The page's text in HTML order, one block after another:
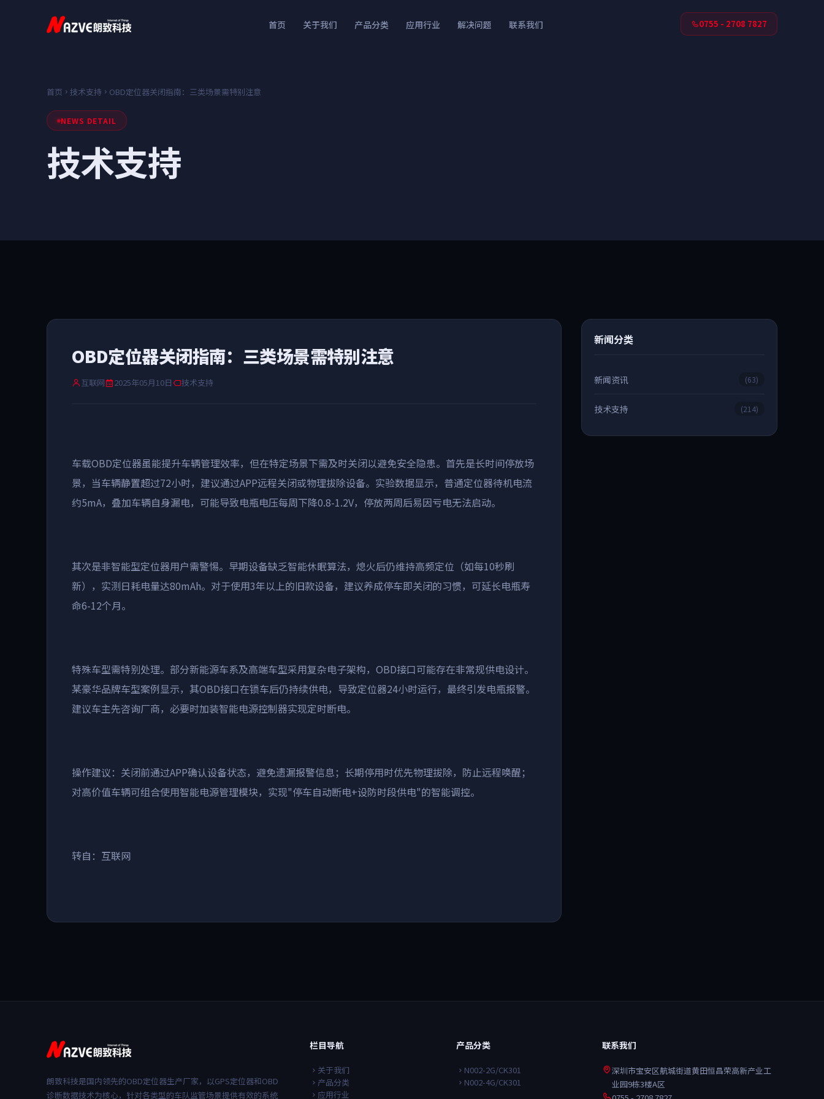
首页 关于我们 产品分类 应用行业 解决问题 联系我们 0755 - 2708 7827
首页 技术支持 OBD定位器关闭指南：三类场景需特别注意
NEWS DETAIL
技术支持
OBD定位器关闭指南：三类场景需特别注意
互联网 2025年05月10日 技术支持
车载OBD定位器虽能提升车辆管理效率，但在特定场景下需及时关闭以避免安全隐患。首先是长时间停放场
景，当车辆静置超过72小时，建议通过APP远程关闭或物理拔除设备。实验数据显示，普通定位器待机电流
约5mA，叠加车辆自身漏电，可能导致电瓶电压每周下降0.8-1.2V，停放两周后易因亏电无法启动。
其次是非智能型定位器用户需警惕。早期设备缺乏智能休眠算法，熄火后仍维持高频定位（如每10秒刷
新），实测日耗电量达80mAh。对于使用3年以上的旧款设备，建议养成停车即关闭的习惯，可延长电瓶寿
命6-12个月。
特殊车型需特别处理。部分新能源车系及高端车型采用复杂电子架构， OBD接口可能存在非常规供电设计。
某豪华品牌车型案例显示，其OBD接口在锁车后仍持续供电，导致定位器24小时运行，最终引发电瓶报警。
建议车主先咨询厂商，必要时加装智能电源控制器实现定时断电。
操作建议：关闭前通过APP确认设备状态，避免遗漏报警信息；长期停用时优先物理拔除，防止远程唤醒；
对高价值车辆可组合使用智能电源管理模块，实现"停车自动断电+设防时段供电"的智能调控。
转自：互联网
新闻分类
新闻资讯 (63)
技术支持 (214)
朗致科技是国内领先的OBD定位器生产厂家，以GPS定位器和OBD
诊断数据技术为核心，针对各类型的车队监管场景提供有效的系统
栏目导航
关于我们
产品分类
应用行业
产品分类
N002-2G/CK301
N002-4G/CK301
联系我们
深圳市宝安区航城街道黄田恒昌荣高新产业工
业园9栋3楼A区